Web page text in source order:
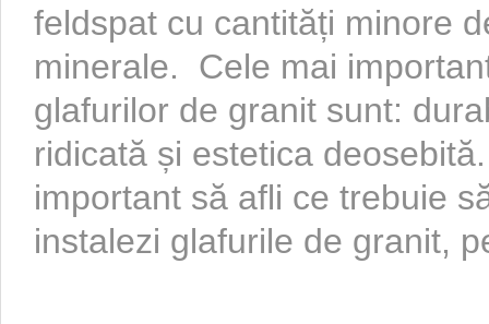
feldspat cu cantități minore
minerale. Cele mai
glafurilor de granit sunt:
ridicată și estetica
important să afli ce trebuie
instalezi glafurile de granit,